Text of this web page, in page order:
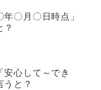
年〇月〇日時点」
安心して～でき
うと？